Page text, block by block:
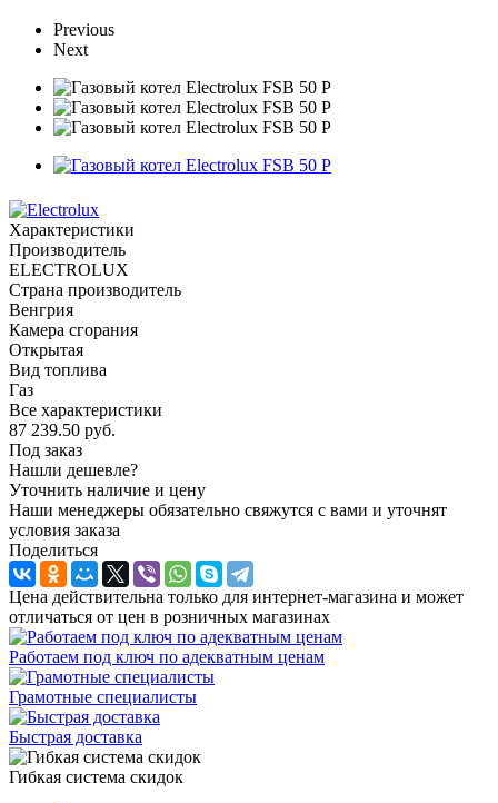
Previous
Next
Характеристики
Производитель
ELECTROLUX
Страна производитель
Венгрия
Камера сгорания
Открытая
Вид топлива
Газ
Все характеристики
87 239.50 руб.
Под заказ
Нашли дешевле?
Уточнить наличие и цену
Наши менеджеры обязательно свяжутся с вами и уточнят
условия заказа
Поделиться
Цена действительна только для интернет-магазина и может
отличаться от цен в розничных магазинах
Работаем под ключ по адекватным ценам
Грамотные специалисты
Быстрая доставка
Гибкая система скидок